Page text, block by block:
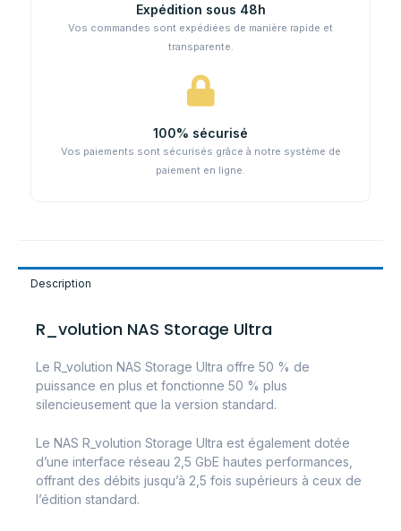
Expédition sous 48h
Vos commandes sont expédiées de manière rapide et
transparente.
100% sécurisé
Vos paiements sont sécurisés grâce à notre système de
paiement en ligne.
Description
R_volution NAS Storage Ultra
Le R_volution NAS Storage Ultra offre 50 % de
puissance en plus et fonctionne 50 % plus
silencieusement que la version standard.
Le NAS R_volution Storage Ultra est également dotée
d’une interface réseau 2,5 GbE hautes performances,
offrant des débits jusqu’à 2,5 fois supérieurs à ceux de
l’édition standard.